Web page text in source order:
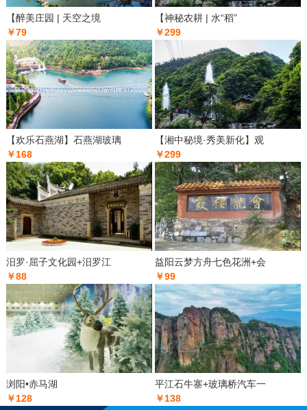
【醉美庄园 | 天空之境
￥79
【神秘农耕 | 水“稻”
￥299
【欢乐石燕湖】石燕湖玻璃
￥168
【湘中秘境·秀美新化】观
￥299
汨罗·屈子文化园+汨罗江
￥88
益阳云梦方舟七色花洲+会
￥99
浏阳•赤马湖
￥128
平江石牛寨+玻璃桥汽车一
￥138